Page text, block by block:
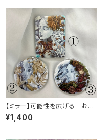
【ミラー】可能性を広げる お
花 ひと
¥1,400